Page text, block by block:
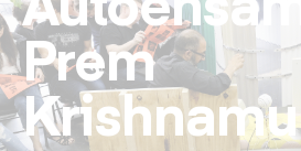
Prem